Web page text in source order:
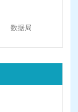
数据局